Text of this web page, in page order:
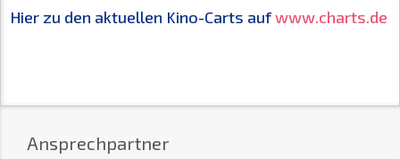
Hier zu den aktuellen Kino-Carts aufwww.charts.de
Ansprechpartner